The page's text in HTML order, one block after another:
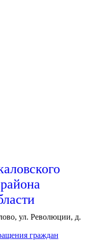
ул. Революции, д.
граждан